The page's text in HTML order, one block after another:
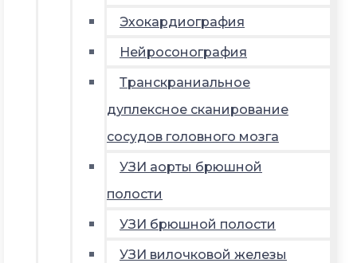
Эхокардиография
Нейросонография
Транскраниальное
дуплексное сканирование
сосудов головного мозга
УЗИ аорты брюшной
полости
УЗИ брюшной полости
УЗИ вилочковой железы